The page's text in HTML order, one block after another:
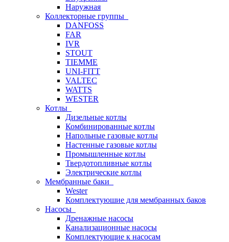
Наружная
Коллекторные группы
DANFOSS
FAR
IVR
STOUT
TIEMME
UNI-FITT
VALTEC
WATTS
WESTER
Котлы
Дизельные котлы
Комбинированные котлы
Напольные газовые котлы
Настенные газовые котлы
Промышленные котлы
Твердотопливные котлы
Электрические котлы
Мембранные баки
Wester
Комплектуюшие для мембранных баков
Насосы
Дренажные насосы
Канализационные насосы
Комплектующие к насосам